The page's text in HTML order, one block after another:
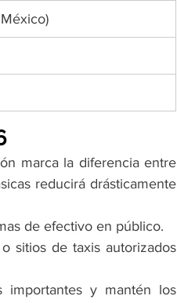
marca la diferencia entre
reducirá drásticamente
de efectivo en público.
sitios de taxis autorizados
importantes y mantén los